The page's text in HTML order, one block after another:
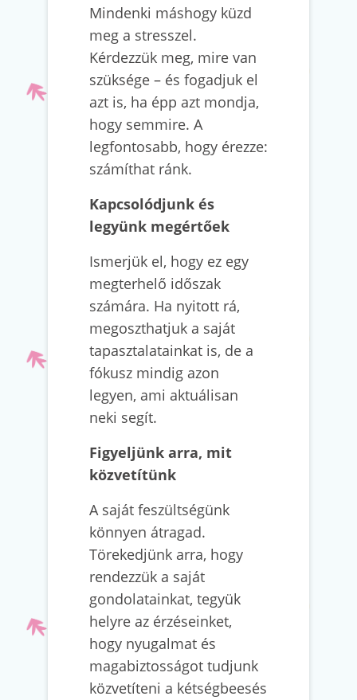
Mindenki máshogy küzd
meg a stresszel.
Kérdezzük meg, mire van
szüksége – és fogadjuk el
azt is, ha épp azt mondja,
hogy semmire. A
legfontosabb, hogy érezze:
számíthat ránk.
Kapcsolódjunk és
legyünk megértőek
Ismerjük el, hogy ez egy
megterhelő időszak
számára. Ha nyitott rá,
megoszthatjuk a saját
tapasztalatainkat is, de a
fókusz mindig azon
legyen, ami aktuálisan
neki segít.
Figyeljünk arra, mit
közvetítünk
A saját feszültségünk
könnyen átragad.
Törekedjünk arra, hogy
rendezzük a saját
gondolatainkat, tegyük
helyre az érzéseinket,
hogy nyugalmat és
magabiztosságot tudjunk
közvetíteni a kétségbeesés